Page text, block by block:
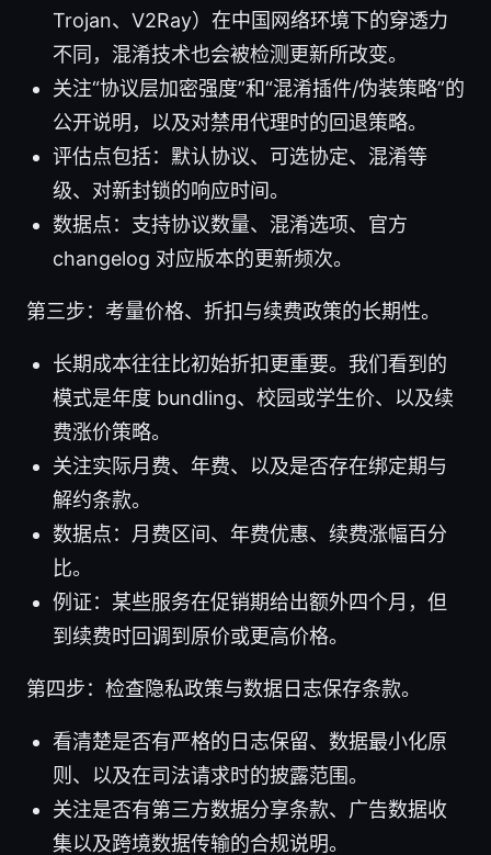
Trojan、V2Ray）在中国网络环境下的穿透力
不同，混淆技术也会被检测更新所改变。
关注“协议层加密强度”和“混淆插件/伪装策略”的
公开说明，以及对禁用代理时的回退策略。
评估点包括：默认协议、可选协定、混淆等
级、对新封锁的响应时间。
数据点：支持协议数量、混淆选项、官方
changelog 对应版本的更新频次。
第三步：考量价格、折扣与续费政策的长期性。
长期成本往往比初始折扣更重要。我们看到的
模式是年度 bundling、校园或学生价、以及续
费涨价策略。
关注实际月费、年费、以及是否存在绑定期与
解约条款。
数据点：月费区间、年费优惠、续费涨幅百分
比。
例证：某些服务在促销期给出额外四个月，但
到续费时回调到原价或更高价格。
第四步：检查隐私政策与数据日志保存条款。
看清楚是否有严格的日志保留、数据最小化原
则、以及在司法请求时的披露范围。
关注是否有第三方数据分享条款、广告数据收
集以及跨境数据传输的合规说明。